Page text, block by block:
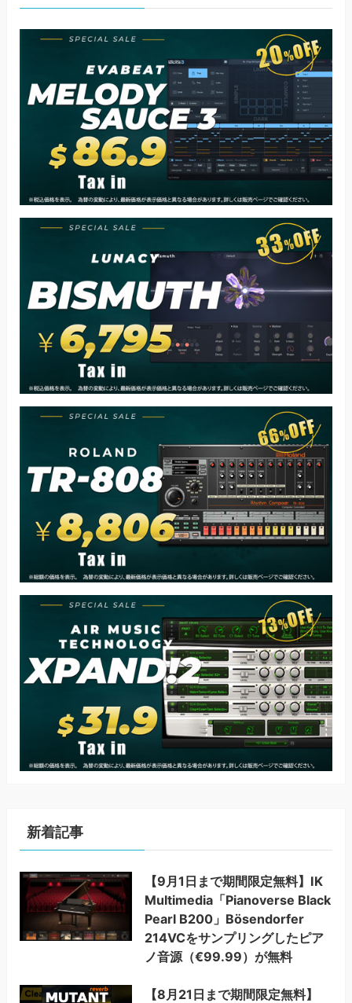
新着記事
【9月1日まで期間限定無料】IK
Multimedia「Pianoverse Black
Pearl B200」Bösendorfer
214VCをサンプリングしたピア
ノ音源（€99.99）が無料
【8月21日まで期間限定無料】